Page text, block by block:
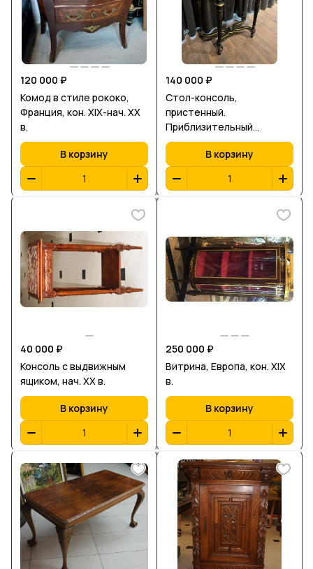
120 000 ₽
Комод в стиле рококо,
Франция, кон. XIХ-нач. ХХ
в.
В корзину
140 000 ₽
Стол-консоль,
пристенный.
Приблизительный
возраст: конец 19, начало
Материал:дерево,бронза,
мрамор. Размеры
В корзину
40 000 ₽
Консоль с выдвижным
ящиком, нач. ХХ в.
В корзину
250 000 ₽
Витрина, Европа, кон. XIX
в.
В корзину